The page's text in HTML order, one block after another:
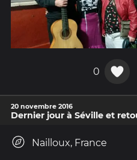
0
20 novembre 2016
Dernier jour à Séville et
Nailloux, France